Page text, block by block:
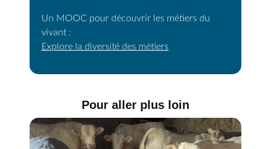
Un MOOC pour découvrir les métiers du
vivant :
Explore la diversité des métiers
Pour aller plus loin